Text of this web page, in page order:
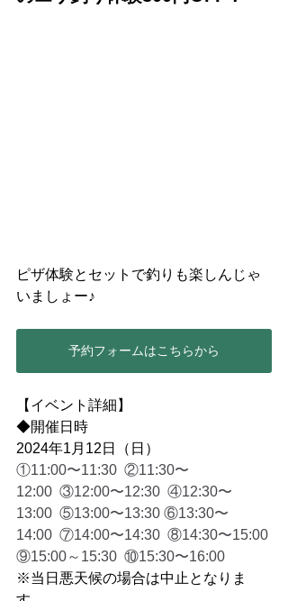
ピザ体験とセットで釣りも楽しんじゃ
いましょー♪
予約フォームはこちらから
【イベント詳細】
◆開催日時
2024年1月12日（日）
①11:00〜11:30  ②11:30〜
12:00  ③12:00〜12:30  ④12:30〜
13:00  ⑤13:00〜13:30 ⑥13:30〜
14:00  ⑦14:00〜14:30  ⑧14:30〜15:00
⑨15:00～15:30  ⑩15:30〜16:00
※当日悪天候の場合は中止となりま